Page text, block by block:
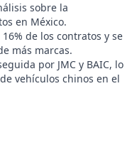
sobre la
en México.
de los contratos y se
más marcas.
por JMC y BAIC, lo
vehículos chinos en el